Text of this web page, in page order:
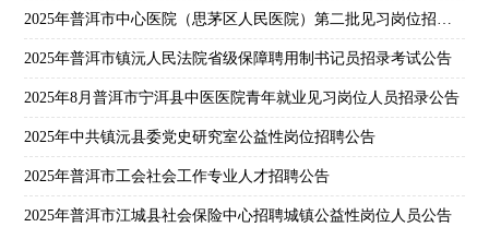
2025年普洱市中心医院（思茅区人民医院）第二批见习岗位招录公告
2025年普洱市镇沅人民法院省级保障聘用制书记员招录考试公告
2025年8月普洱市宁洱县中医医院青年就业见习岗位人员招录公告
2025年中共镇沅县委党史研究室公益性岗位招聘公告
2025年普洱市工会社会工作专业人才招聘公告
2025年普洱市江城县社会保险中心招聘城镇公益性岗位人员公告